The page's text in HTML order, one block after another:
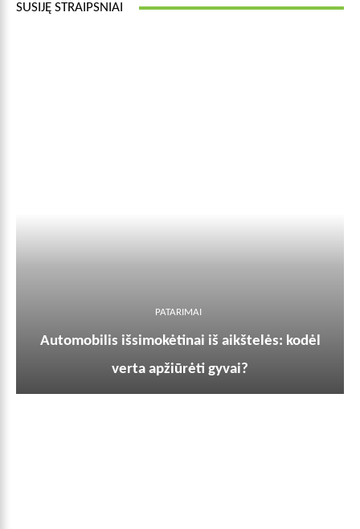
SUSIJĘ STRAIPSNIAI
PATARIMAI
Automobilis išsimokėtinai iš aikštelės: kodėl
verta apžiūrėti gyvai?